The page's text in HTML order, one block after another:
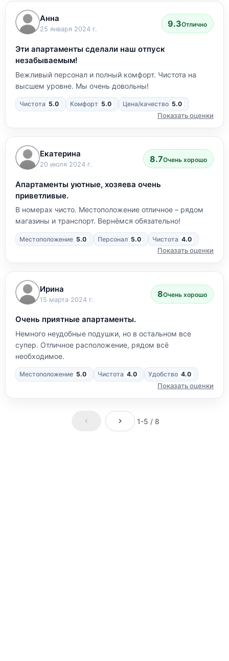
Анна
25 января 2024 г.
9.3Отлично
Эти апартаменты сделали наш отпуск
незабываемым!
Вежливый персонал и полный комфорт. Чистота на
высшем уровне. Мы очень довольны!
Чистота 5.0 Комфорт 5.0 Цена/качество 5.0
Показать оценки
Екатерина
20 июля 2024 г.
8.7Очень хорошо
Апартаменты уютные, хозяева очень
приветливые.
В номерах чисто. Местоположение отличное – рядом
магазины и транспорт. Вернёмся обязательно!
Местоположение 5.0 Персонал 5.0 Чистота 4.0
Показать оценки
Ирина
15 марта 2024 г.
8Очень хорошо
Очень приятные апартаменты.
Немного неудобные подушки, но в остальном все
супер. Отличное расположение, рядом всё
необходимое.
Местоположение 5.0 Чистота 4.0 Удобство 4.0
Показать оценки
1-5 / 8